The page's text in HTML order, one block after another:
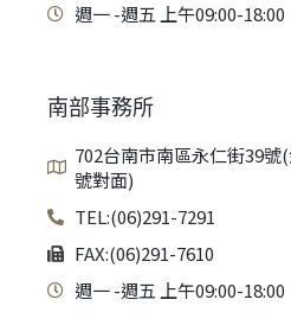
週一 -週五 上午09:00-18:00
南部事務所
702台南市南區永仁街39號
號對面)
TEL:(06)291-7291
FAX:(06)291-7610
週一 -週五 上午09:00-18:00